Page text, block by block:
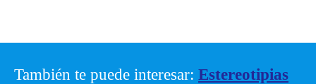
También te puede interesar: Estereotipias